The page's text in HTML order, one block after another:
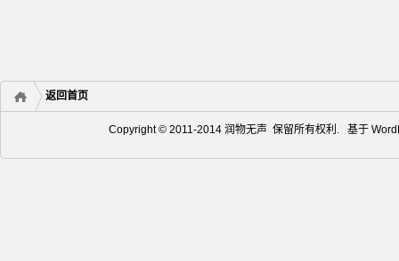
返回首页
Copyright © 2011-2014 润物无声 保留所有权利. 基于